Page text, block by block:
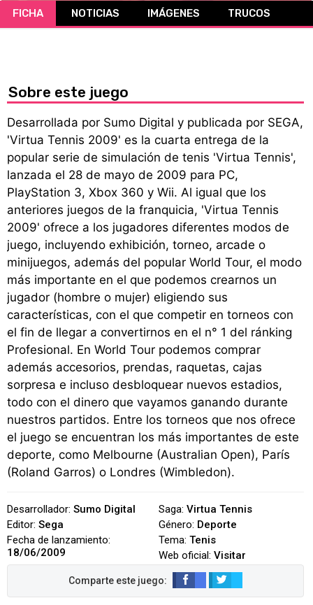
CÓMICS
FICHA NOTICIAS IMÁGENES TRUCOS
Sobre este juego
Desarrollada por Sumo Digital y publicada por SEGA,
'Virtua Tennis 2009' es la cuarta entrega de la
popular serie de simulación de tenis 'Virtua Tennis',
lanzada el 28 de mayo de 2009 para PC,
PlayStation 3, Xbox 360 y Wii. Al igual que los
anteriores juegos de la franquicia, 'Virtua Tennis
2009' ofrece a los jugadores diferentes modos de
juego, incluyendo exhibición, torneo, arcade o
minijuegos, además del popular World Tour, el modo
más importante en el que podemos crearnos un
jugador (hombre o mujer) eligiendo sus
características, con el que competir en torneos con
el fin de llegar a convertirnos en el n° 1 del ránking
Profesional. En World Tour podemos comprar
además accesorios, prendas, raquetas, cajas
sorpresa e incluso desbloquear nuevos estadios,
todo con el dinero que vayamos ganando durante
nuestros partidos. Entre los torneos que nos ofrece
el juego se encuentran los más importantes de este
deporte, como Melbourne (Australian Open), París
(Roland Garros) o Londres (Wimbledon).
Desarrollador: Sumo Digital
Editor: Sega
Fecha de lanzamiento:
18/06/2009
Saga: Virtua Tennis
Género: Deporte
Tema: Tenis
Web oficial: Visitar